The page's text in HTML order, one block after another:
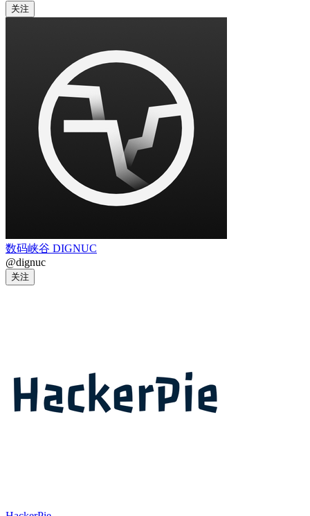
关注
数码峡谷 DIGNUC
@dignuc
关注